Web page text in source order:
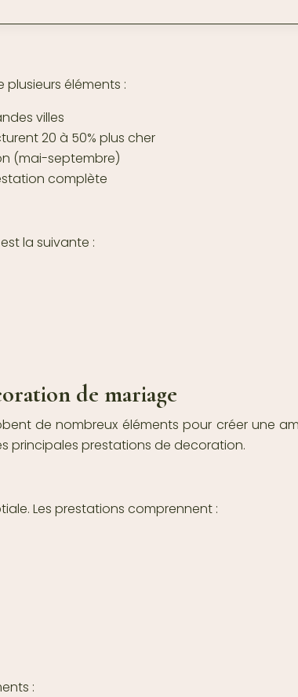
éléments :
villes
20 à 50% plus cher
(mai-septembre)
complète
la suivante :
de mariage
de nombreux éléments pour créer une
principales prestations de decoration.
Les prestations comprennent :
: